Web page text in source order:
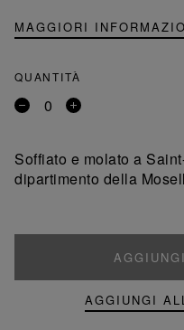
MAGGIORI
QUANTITÀ
Rimuovi
Aggiungi
Soffiato e molato a
dipartimento della
AGGIUNGI